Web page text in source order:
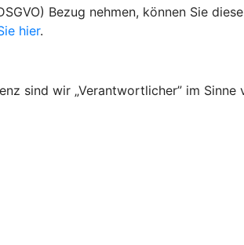
Bezug nehmen, können Sie
hier.
sind wir „Verantwortlicher” im Sinne